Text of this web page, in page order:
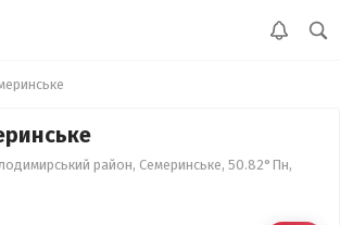
район, Семеринське, 50.82°Пн,